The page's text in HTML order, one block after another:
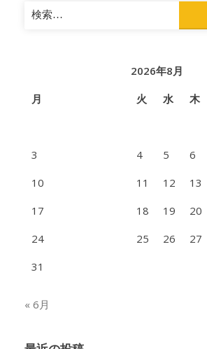
検
索:
2026年8月
月
火 水 木
3
4 5 6
10
11 12 13
17
18 19 20
24
25 26 27
31
« 6月